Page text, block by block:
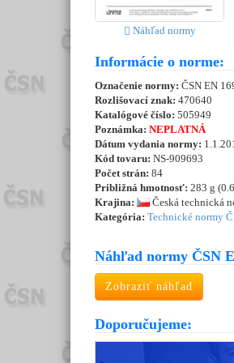
Náhľad normy
Informácie o norme:
Označenie normy: ČSN EN
Rozlišovací znak: 470640
Katalógové číslo: 505949
Poznámka: NEPLATNÁ
Dátum vydania normy:
Kód tovaru: NS-909693
Počet strán: 84
Približná hmotnosť: 283 g
Krajina:
Česká technická
Kategória: Technické normy
Náhľad normy ČSN
Zobraziť náhľad
Doporučujeme: